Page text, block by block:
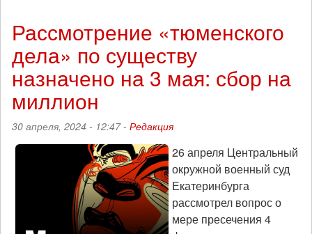
«тюменского
по
существу
перенесено
Рассмотрение «тюменского
дела» по существу
назначено на 3 мая: сбор на
миллион
30 апреля, 2024 - 12:47 - Редакция
26 апреля Центральный
окружной военный суд
Екатеринбурга
рассмотрел вопрос о
мере пресечения 4